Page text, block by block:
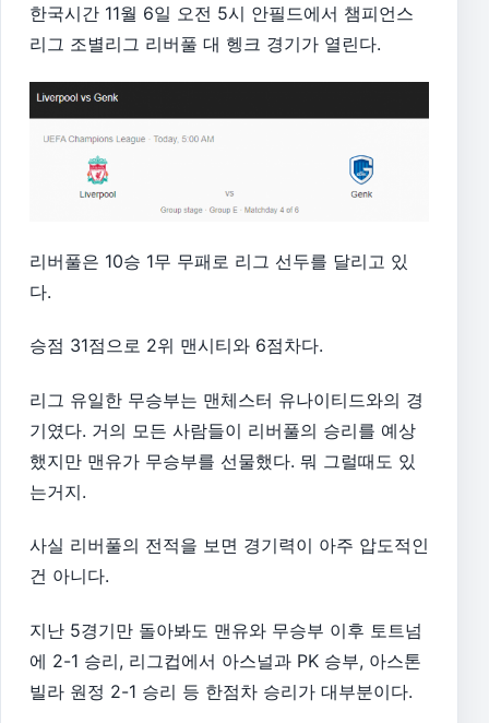
한국시간 11월 6일 오전 5시 안필드에서 챔피언스
리그 조별리그 리버풀 대 헹크 경기가 열린다.
리버풀은 10승 1무 무패로 리그 선두를 달리고 있
다.
승점 31점으로 2위 맨시티와 6점차다.
리그 유일한 무승부는 맨체스터 유나이티드와의 경
기였다. 거의 모든 사람들이 리버풀의 승리를 예상
했지만 맨유가 무승부를 선물했다. 뭐 그럴때도 있
는거지.
사실 리버풀의 전적을 보면 경기력이 아주 압도적인
건 아니다.
지난 5경기만 돌아봐도 맨유와 무승부 이후 토트넘
에 2-1 승리, 리그컵에서 아스널과 PK 승부, 아스톤
빌라 원정 2-1 승리 등 한점차 승리가 대부분이다.